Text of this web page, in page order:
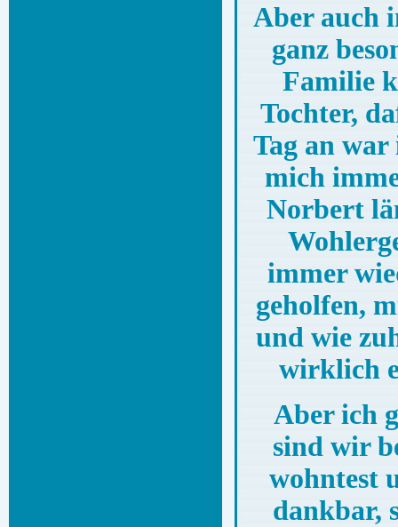
Aber auch
ganz
Familie
Tochter,
Tag an
mich
Norbert
immer
geholfen,
und wie
wirklich
Aber ich
sind wir
wohntest
dankbar,